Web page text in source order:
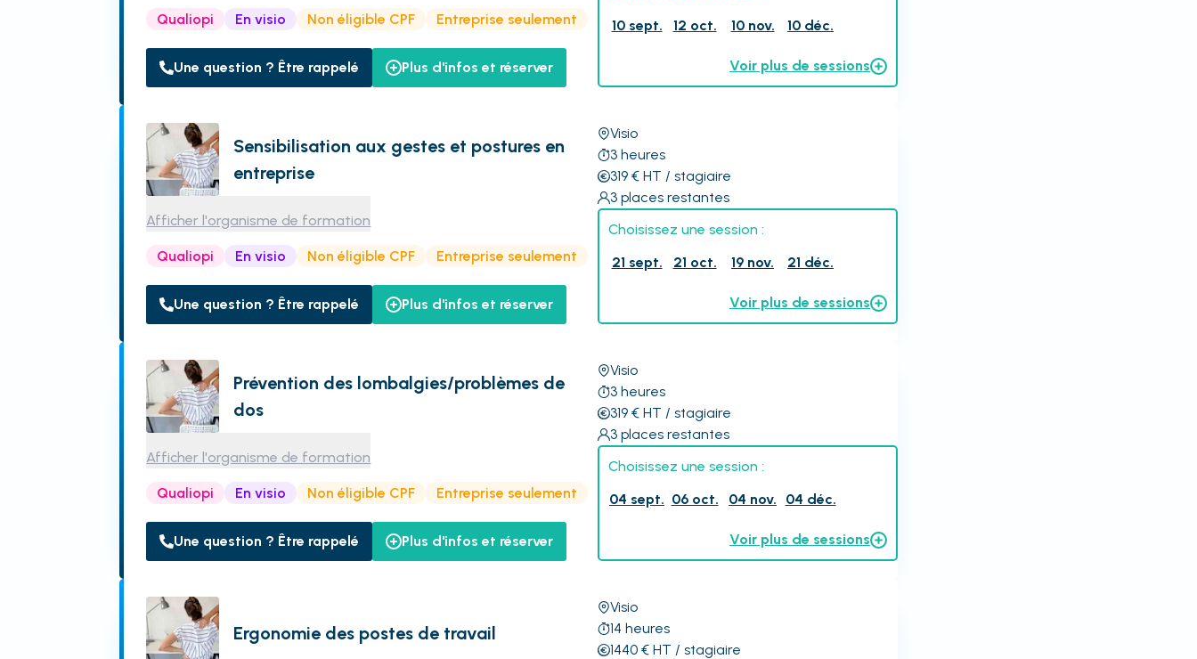
Qualiopi En visio Non éligible CPF Entreprise seulement
Une question ? Être rappelé Plus d'infos et réserver
10 sept.
12 oct. 10 nov. 10 déc.
Voir plus de sessions
Sensibilisation aux gestes et postures en
entreprise
Afficher l'organisme de formation
Qualiopi En visio Non éligible CPF Entreprise seulement
Une question ? Être rappelé Plus d'infos et réserver
Visio
3 heures
319€ HT / stagiaire
3 places restantes
Choisissez une session :
21 sept.
21 oct. 19 nov. 21 déc.
Voir plus de sessions
Prévention des lombalgies/problèmes de
dos
Afficher l'organisme de formation
Qualiopi En visio Non éligible CPF Entreprise seulement
Une question ? Être rappelé Plus d'infos et réserver
Visio
3 heures
319€ HT / stagiaire
3 places restantes
Choisissez une session :
04 sept. 06 oct. 04 nov. 04 déc.
Voir plus de sessions
Ergonomie des postes de travail
Visio
14 heures
1440€ HT / stagiaire